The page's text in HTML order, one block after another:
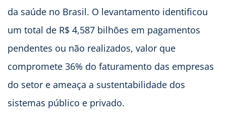
da saúde no Brasil. O levantamento identificou
um total de R$ 4,587 bilhões em pagamentos
pendentes ou não realizados, valor que
compromete 36% do faturamento das empresas
do setor e ameaça a sustentabilidade dos
sistemas público e privado.